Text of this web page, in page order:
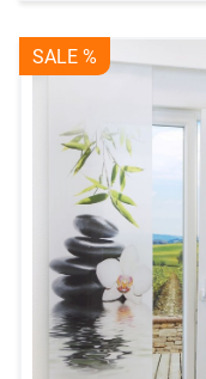
SALE %